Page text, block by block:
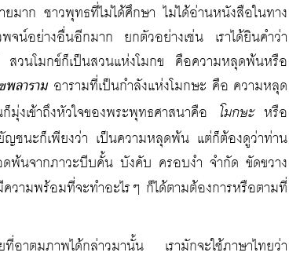
มาก ชาวพุทธที่ไม่ได้ศึกษา ไม่ได้อ่านหนังสือในทาง
น์อย่างอื่นอีกมาก ยกตัวอย่างเช่น เราได้ยินคำว่า
สวนโมกข์ก็เป็นสวนแห่งโมกข คือความหลุดพ้นหรือ
พลารามอารามที่เป็นกำลังแห่งโมกษะ คือ ความหลุด
เข้าถึงหัวใจของพระพุทธศาสนาคือ
โมกษะหรือ
ชนะก็เพียงว่า เป็นความหลุดพ้น แต่ก็ต้องดูว่าท่าน
พ้นจากภาวะบีบคั้น บังคับ ครอบงำ จำกัด ขัดขวาง
ามพร้อมที่จะทำอะไรๆ ก็ได้ตามต้องการหรือตามที่
อาตมภาพได้กล่าวมานั้น เรามักจะใช้ภาษาไทยว่า